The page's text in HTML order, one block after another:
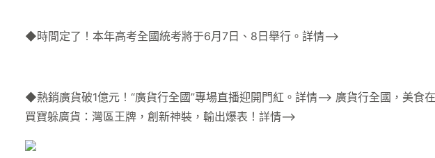
◆時間定了！本年高考全國統考將于6月7日、8日舉行。詳情–>
◆熱銷廣貨破1億元！“廣貨行全國”專場直播迎開門紅。詳情–> 廣貨行全國，美食
買寶躲廣貨：灣區王牌，創新神裝，輸出爆表！詳情–>